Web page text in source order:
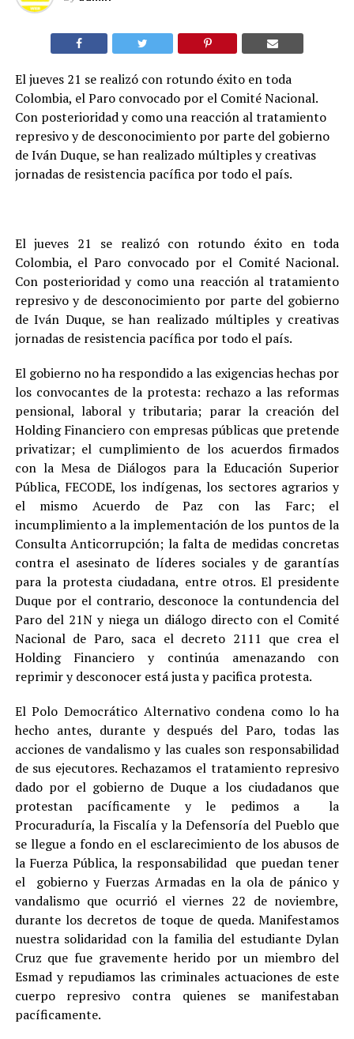
El jueves 21 se realizó con rotundo éxito en toda
Colombia, el Paro convocado por el Comité Nacional.
Con posterioridad y como una reacción al tratamiento
represivo y de desconocimiento por parte del gobierno
de Iván Duque, se han realizado múltiples y creativas
jornadas de resistencia pacífica por todo el país.
El jueves 21 se realizó con rotundo éxito en toda
Colombia, el Paro convocado por el Comité Nacional.
Con posterioridad y como una reacción al tratamiento
represivo y de desconocimiento por parte del gobierno
de Iván Duque, se han realizado múltiples y creativas
jornadas de resistencia pacífica por todo el país.
El gobierno no ha respondido a las exigencias hechas por
los convocantes de la protesta: rechazo a las reformas
pensional, laboral y tributaria; parar la creación del
Holding Financiero con empresas públicas que pretende
privatizar; el cumplimiento de los acuerdos firmados
con la Mesa de Diálogos para la Educación Superior
Pública, FECODE, los indígenas, los sectores agrarios y
el mismo Acuerdo de Paz con las Farc; el
incumplimiento a la implementación de los puntos de la
Consulta Anticorrupción; la falta de medidas concretas
contra el asesinato de líderes sociales y de garantías
para la protesta ciudadana, entre otros. El presidente
Duque por el contrario, desconoce la contundencia del
Paro del 21N y niega un diálogo directo con el Comité
Nacional de Paro, saca el decreto 2111 que crea el
Holding Financiero y continúa amenazando con
reprimir y desconocer está justa y pacifica protesta.
El Polo Democrático Alternativo condena como lo ha
hecho antes, durante y después del Paro, todas las
acciones de vandalismo y las cuales son responsabilidad
de sus ejecutores. Rechazamos el tratamiento represivo
dado por el gobierno de Duque a los ciudadanos que
protestan pacíficamente y le pedimos a la
Procuraduría, la Fiscalía y la Defensoría del Pueblo que
se llegue a fondo en el esclarecimiento de los abusos de
la Fuerza Pública, la responsabilidad que puedan tener
el gobierno y Fuerzas Armadas en la ola de pánico y
vandalismo que ocurrió el viernes 22 de noviembre,
durante los decretos de toque de queda. Manifestamos
nuestra solidaridad con la familia del estudiante Dylan
Cruz que fue gravemente herido por un miembro del
Esmad y repudiamos las criminales actuaciones de este
cuerpo represivo contra quienes se manifestaban
pacíficamente.